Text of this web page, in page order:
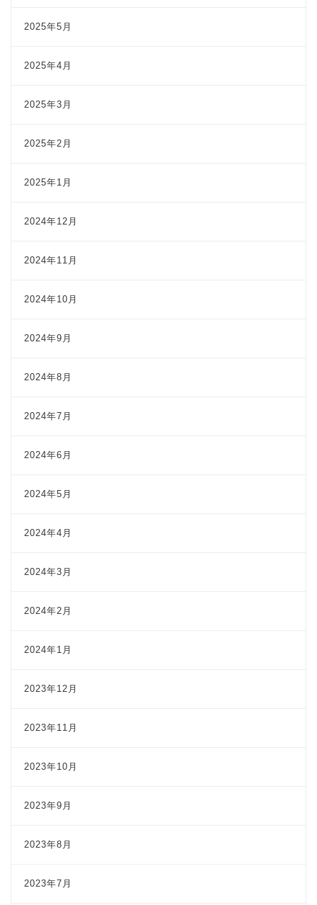
2025年5月
2025年4月
2025年3月
2025年2月
2025年1月
2024年12月
2024年11月
2024年10月
2024年9月
2024年8月
2024年7月
2024年6月
2024年5月
2024年4月
2024年3月
2024年2月
2024年1月
2023年12月
2023年11月
2023年10月
2023年9月
2023年8月
2023年7月